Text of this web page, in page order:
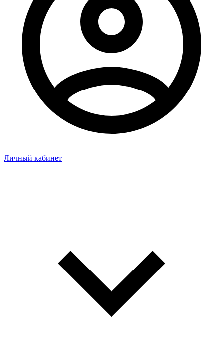
Личный кабинет